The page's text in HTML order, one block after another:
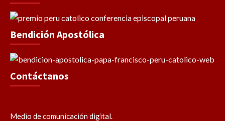
Bendición Apostólica
Contáctanos
Medio de comunicación digital.